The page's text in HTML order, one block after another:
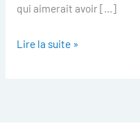
qui aimerait avoir […]
Lire la suite »